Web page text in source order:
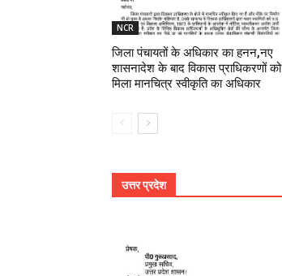
NCR
जिला पंचायतों के अधिकार का हनन,नए
शासनादेश के बाद विकास प्राधिकरणों को
मिला मानचित्र स्वीकृति का अधिकार
उत्तर प्रदेश